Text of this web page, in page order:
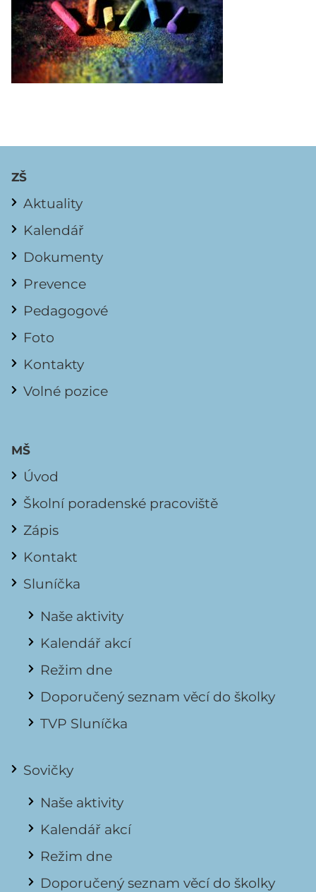
ZŠ
Aktuality
Kalendář
Dokumenty
Prevence
Pedagogové
Foto
Kontakty
Volné pozice
MŠ
Úvod
Školní poradenské pracoviště
Zápis
Kontakt
Sluníčka
Naše aktivity
Kalendář akcí
Režim dne
Doporučený seznam věcí do školky
TVP Sluníčka
Sovičky
Naše aktivity
Kalendář akcí
Režim dne
Doporučený seznam věcí do školky